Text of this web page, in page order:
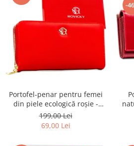
Portofel-penar pentru femei
din piele ecologică roșie -
Rovicky PTR-R-PRK-01-U8-
6338-RED
199,00 Lei
69,00 Lei
-